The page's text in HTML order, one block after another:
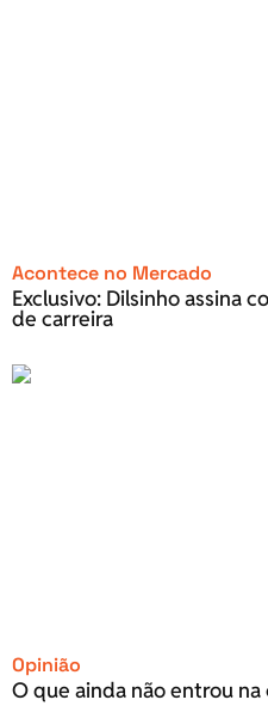
Acontece no Mercado
Exclusivo: Dilsinho assina
de carreira
Opinião
O que ainda não entrou